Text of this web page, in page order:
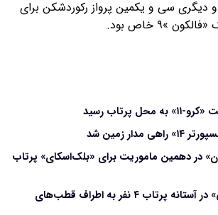
دیگری سی و یکمین پرواز رکوردشکن برای
»۹ خاص بود.
پرتاب رسید
مدار زمین شد
در دهمین ماموریت برای «بلک‌اسکای» پرتاب
«اسپیس‌ایکس» در آستانه پرتاب ۴ نفر به اطراف قطب‌های